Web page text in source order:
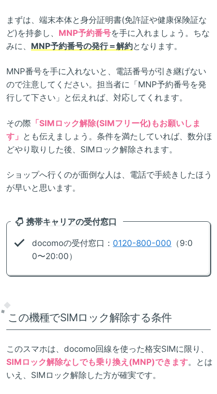
まずは、端末本体と身分証明書(免許証や健康保険証な
ど)を持参し、 MNP予約番号を手に入れましょう。ちな
みに、 MNP予約番号の発行＝解約となります。
MNP番号を手に入れないと、電話番号が引き継げない
ので注意してください。担当者に「MNP予約番号を発
行して下さい」と伝えれば、対応してくれます。
その際 「SIMロック解除(SIMフリー化)もお願いしま
す」 とも伝えましょう。条件を満たしていれば、数分ほ
どやり取りした後、SIMロック解除されます。
ショップへ行くのが面倒な人は、電話で手続きしたほう
が早いと思います。
携帯キャリアの受付窓口
docomoの受付窓口： 0120-800-000 （9:0
0〜20:00）
この機種でSIMロック解除する条件
このスマホは、docomo回線を使った格安SIMに限り、
SIMロック解除なしでも乗り換え(MNP)できます。とは
いえ、SIMロック解除した方が確実です。